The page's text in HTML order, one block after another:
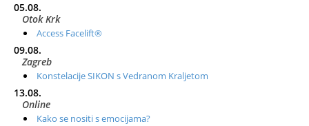
05.08.
Otok Krk
Access Facelift®
09.08.
Zagreb
Konstelacije SIKON s Vedranom Kraljetom
13.08.
Online
Kako se nositi s emocijama?